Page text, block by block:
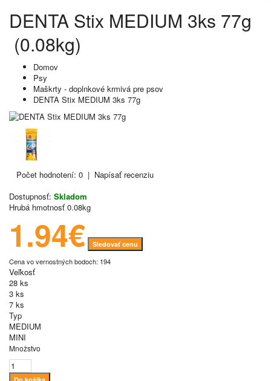
DENTA Stix MEDIUM 3ks 77g
(0.08kg)
Domov
Psy
Maškrty - doplnkové krmivá pre psov
DENTA Stix MEDIUM 3ks 77g
Počet hodnotení: 0 | Napísať recenziu
Dostupnosť: Skladom
Hrubá hmotnosť 0.08kg
1.94€ Sledovať cenu
Cena vo vernostných bodoch: 194
Veľkosť
28 ks
3 ks
7 ks
Typ
MEDIUM
MINI
Množstvo